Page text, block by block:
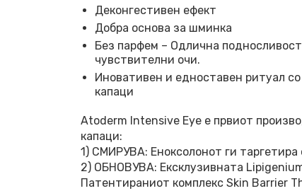
Деконгестивен ефект
Добра основа за шминка
Без парфем – Одлична
чувствителни очи.
Иновативен и едноставен ритуал со
капаци
Atoderm Intensive Eye е првиот
капаци:
1) СМИРУВА: Еноксолонот ги
2) ОБНОВУВА: Ексклузивната
Патентираниот комплекс Skin Barrier